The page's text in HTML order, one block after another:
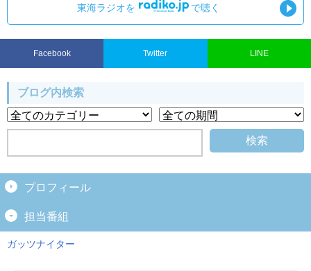
東海ラジオを で聴く
Facebook Twitter LINE
ブログ内検索
プロフィール
担当番組
ガッツナイター